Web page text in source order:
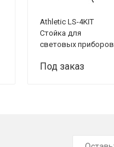
Athletic LS-4KIT
Стойка для
световых приборов
Под заказ